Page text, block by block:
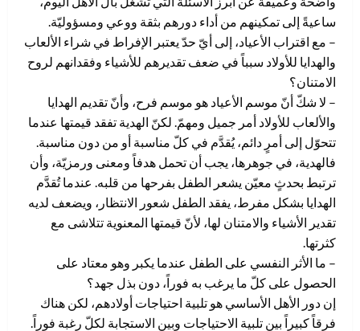
ساعيةً إلى تمكينهم من أداء دورهم بثقة ووعي ومسؤوليّة.
– مع اقتراب الأعياد، إلى أيّ حدّ يعتبر الإفراط في شراء الألعاب
والهدايا للأولاد سبباً في ضعف تقديرهم للأشياء وفقدانهم لروح
الامتنان؟
– لا شكّ أنّ موسم الأعياد هو موسم فرح، وأنّ تقديم الهدايا
والألعاب للأولاد أمر جميل ومهمّ. لكنّ الهدية تفقد قيمتها عندما
تتحوّل إلى أمرٍ دائم، يُقدَّم في كلّ مناسبة أو من دون مناسبة.
فالهدية، في جوهرها، يجب أن تحمل هدفاً ومعنى ورمزيّة، وأن
ترتبط بحدثٍ معيّن يشعر الطفل بفرحها من قلبه. عندما تُقدَّم
الهدايا بشكل مفرط، يفقد الطفل شعور الانتظار، ويضعف لديه
تقدير الأشياء والامتنان لها، لأنّ قيمتها المعنوية تتلاشى مع
كثرتها.
– ما الأثر النفسي على الطفل عندما يكبر وهو معتاد على
الحصول على كلّ ما يرغب به فوراً، دون بذل جهد؟
إن دور الأهل الأساسي هو تلبية احتياجات أولادهم، لكن هناك
فرقاً كبيراً بين تلبية الاحتياجات وبين الاستجابة لكلّ رغبة فوراً.